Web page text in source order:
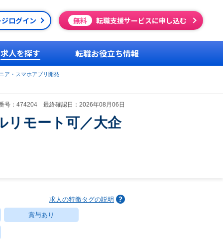
ログイン 無料 転職支援サービスに申し込む
求人を探す 転職お役立ち情報
ア・スマホアプリ開発
号：474204 最終確認日：2026年08月06日
リモート可／大企
求人の特徴タグの説明
賞与あり